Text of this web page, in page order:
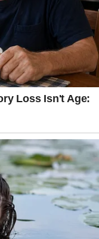
em
do filho de
promete
e
fãs continuam
de pistas sobre
o futuro da
nos